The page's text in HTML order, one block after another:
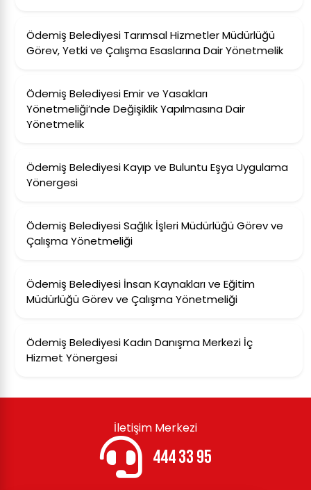
Ödemiş Belediyesi Tarımsal Hizmetler Müdürlüğü
Görev, Yetki ve Çalışma Esaslarına Dair Yönetmelik
Ödemiş Belediyesi Emir ve Yasakları
Yönetmeliği’nde Değişiklik Yapılmasına Dair
Yönetmelik
Ödemiş Belediyesi Kayıp ve Buluntu Eşya Uygulama
Yönergesi
Ödemiş Belediyesi Sağlık İşleri Müdürlüğü Görev ve
Çalışma Yönetmeliği
Ödemiş Belediyesi İnsan Kaynakları ve Eğitim
Müdürlüğü Görev ve Çalışma Yönetmeliği
Ödemiş Belediyesi Kadın Danışma Merkezi İç
Hizmet Yönergesi
İletişim Merkezi
444 33 95